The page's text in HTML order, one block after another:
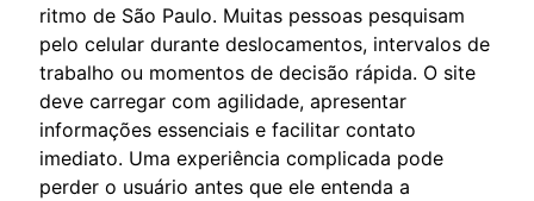
ritmo de São Paulo. Muitas pessoas pesquisam
pelo celular durante deslocamentos, intervalos de
trabalho ou momentos de decisão rápida. O site
deve carregar com agilidade, apresentar
informações essenciais e facilitar contato
imediato. Uma experiência complicada pode
perder o usuário antes que ele entenda a